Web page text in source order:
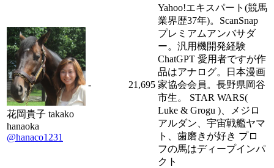
花岡貴子 takako
hanaoka
@hanaco1231
- 21,695
Yahoo!エキスパート(競馬
業界歴37年)。ScanSnap
プレミアムアンバサダ
ー。汎用機開発経験
ChatGPT 愛用者ですが作
品はアナログ。日本漫画
家協会会員。長野県岡谷
市生。 STAR WARS(
Luke & Grogu )、メジロ
アルダン、宇宙戦艦ヤマ
ト、歯磨きが好き プロ
フの馬はディープインパ
クト